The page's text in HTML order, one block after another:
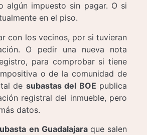
algún impuesto sin pagar. O si
en el piso.
con los vecinos, por si tuvieran
O pedir una nueva nota
para comprobar si tiene
o de la comunidad de
de subastas del BOE publica
registral del inmueble, pero
datos.
en Guadalajara que salen